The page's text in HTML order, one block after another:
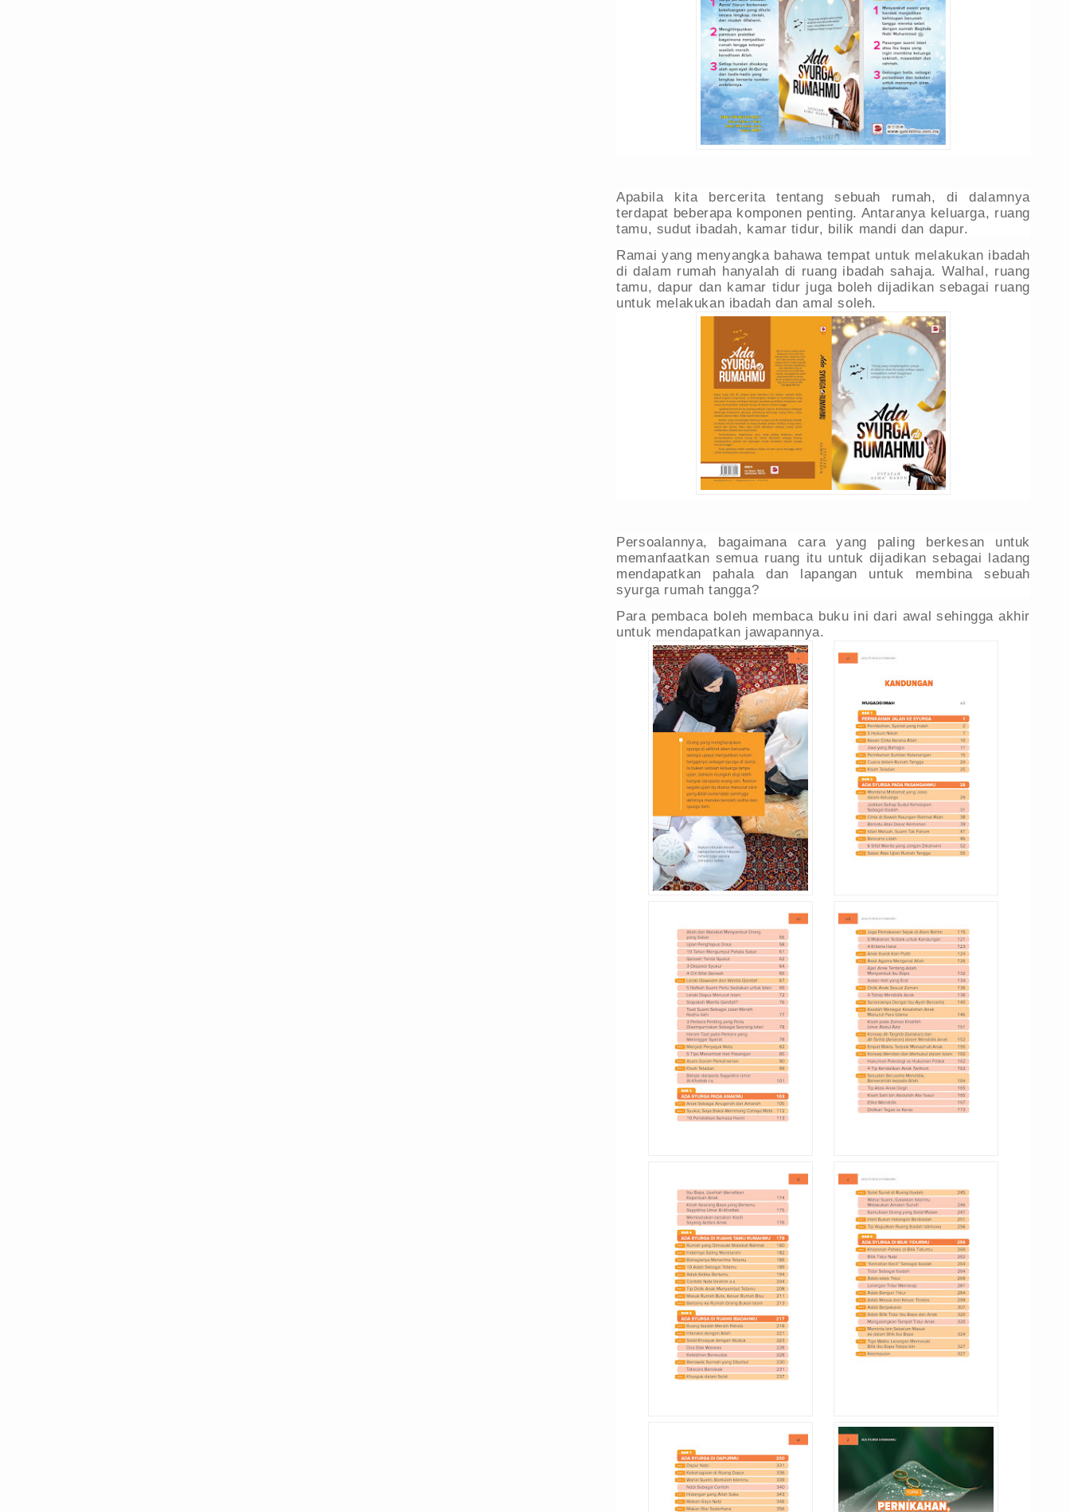
Apabila kita bercerita tentang sebuah rumah, di dalamnya
terdapat beberapa komponen penting. Antaranya keluarga, ruang
tamu, sudut ibadah, kamar tidur, bilik mandi dan dapur.
Ramai yang menyangka bahawa tempat untuk melakukan ibadah
di dalam rumah hanyalah di ruang ibadah sahaja. Walhal, ruang
tamu, dapur dan kamar tidur juga boleh dijadikan sebagai ruang
untuk melakukan ibadah dan amal soleh.
Persoalannya, bagaimana cara yang paling berkesan untuk
memanfaatkan semua ruang itu untuk dijadikan sebagai ladang
mendapatkan pahala dan lapangan untuk membina sebuah
syurga rumah tangga?
Para pembaca boleh membaca buku ini dari awal sehingga akhir
untuk mendapatkan jawapannya.